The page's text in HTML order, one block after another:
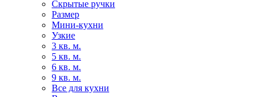
Скрытые ручки
Размер
Мини-кухни
Узкие
3 кв. м.
5 кв. м.
6 кв. м.
9 кв. м.
Все для кухни